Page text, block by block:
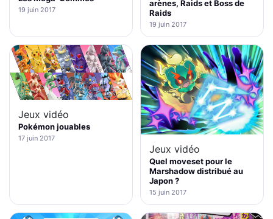
19 juin 2017
arènes, Raids et Boss de
Raids
19 juin 2017
Jeux vidéo
Pokémon jouables
17 juin 2017
Jeux vidéo
Quel moveset pour le
Marshadow distribué au
Japon ?
15 juin 2017